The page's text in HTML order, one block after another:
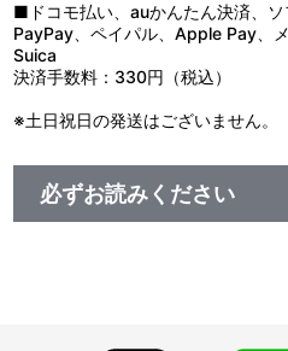
■ドコモ払い、auかんたん決済、ソ
PayPay、ペイパル、Apple Pay、
Suica
決済手数料：330円（税込）
※土日祝日の発送はございません。
必ずお読みください